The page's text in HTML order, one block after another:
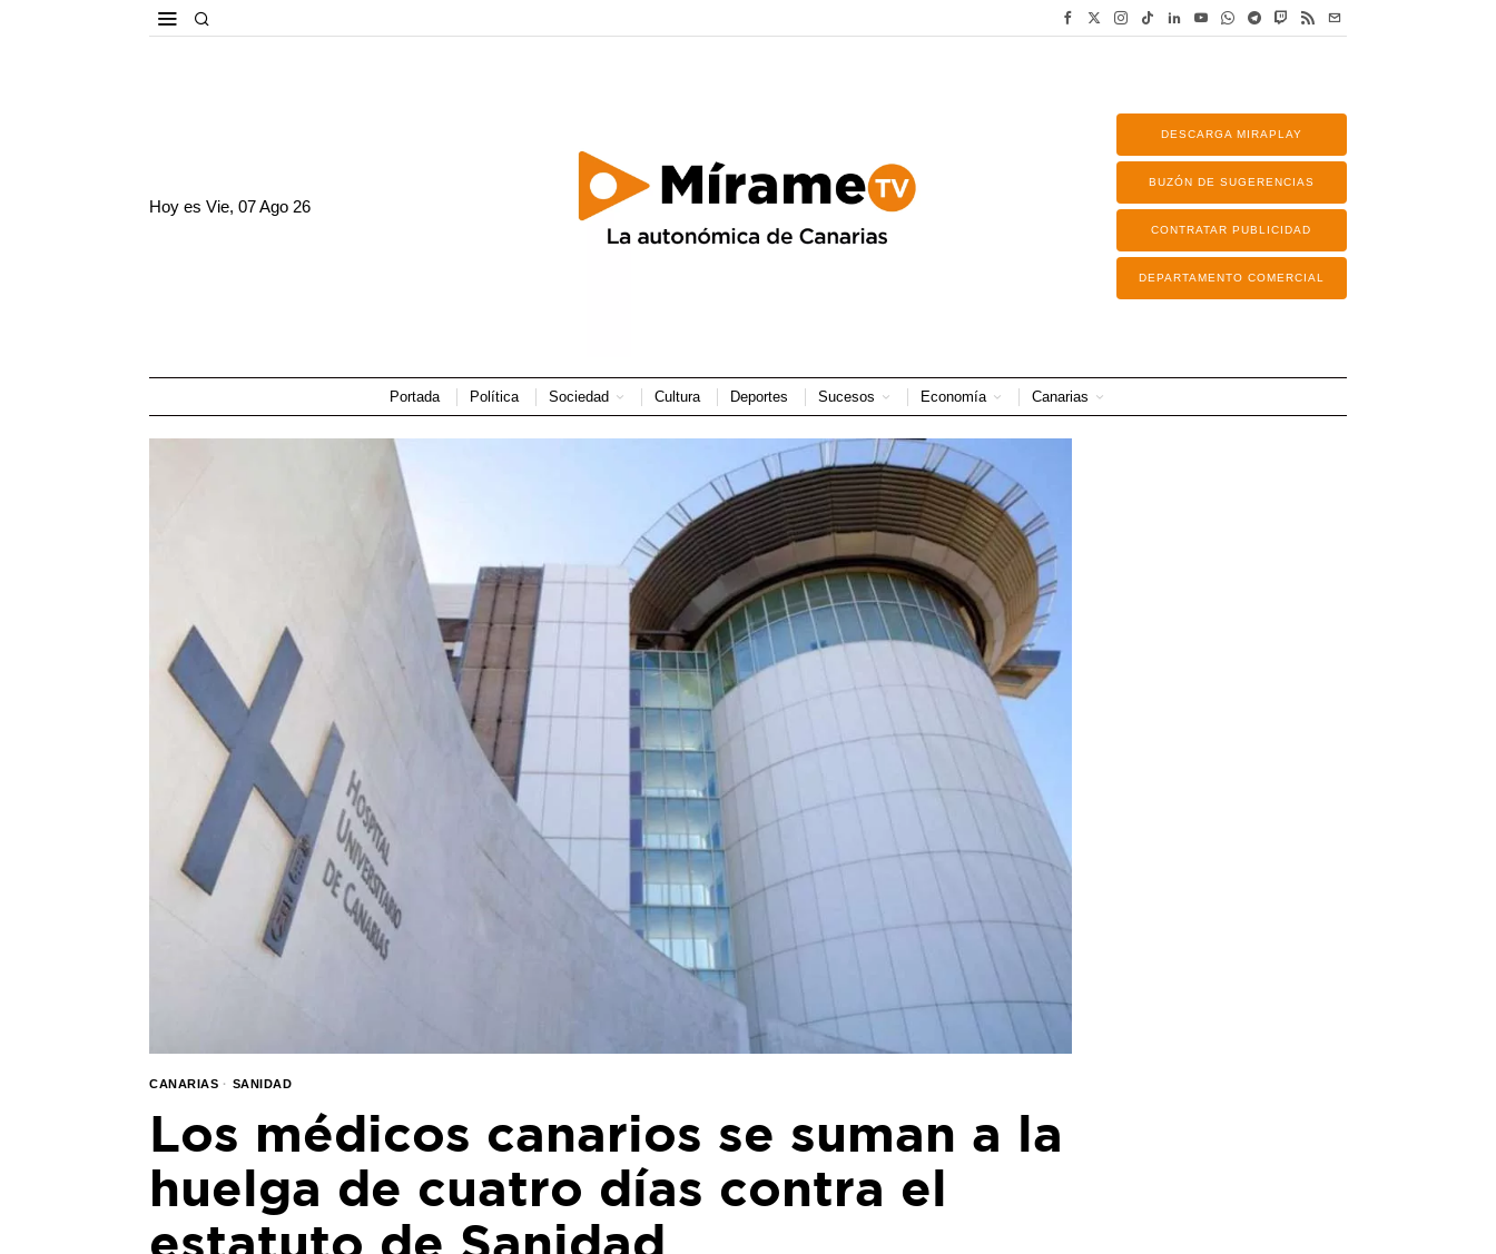
Hoy esVie, 07 Ago 26
DESCARGA MIRAPLAY
BUZÓN DE SUGERENCIAS
CONTRATAR PUBLICIDAD
DEPARTAMENTO COMERCIAL
Portada Política Sociedad Cultura Deportes Sucesos Economía Canarias
CANARIAS · SANIDAD
Los médicos canarios se suman a la
huelga de cuatro días contra el
estatuto de Sanidad